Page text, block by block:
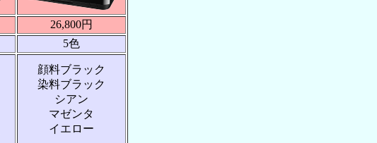
26,800円
5色
顔料ブラック
染料ブラック
シアン
マゼンタ
イエロー